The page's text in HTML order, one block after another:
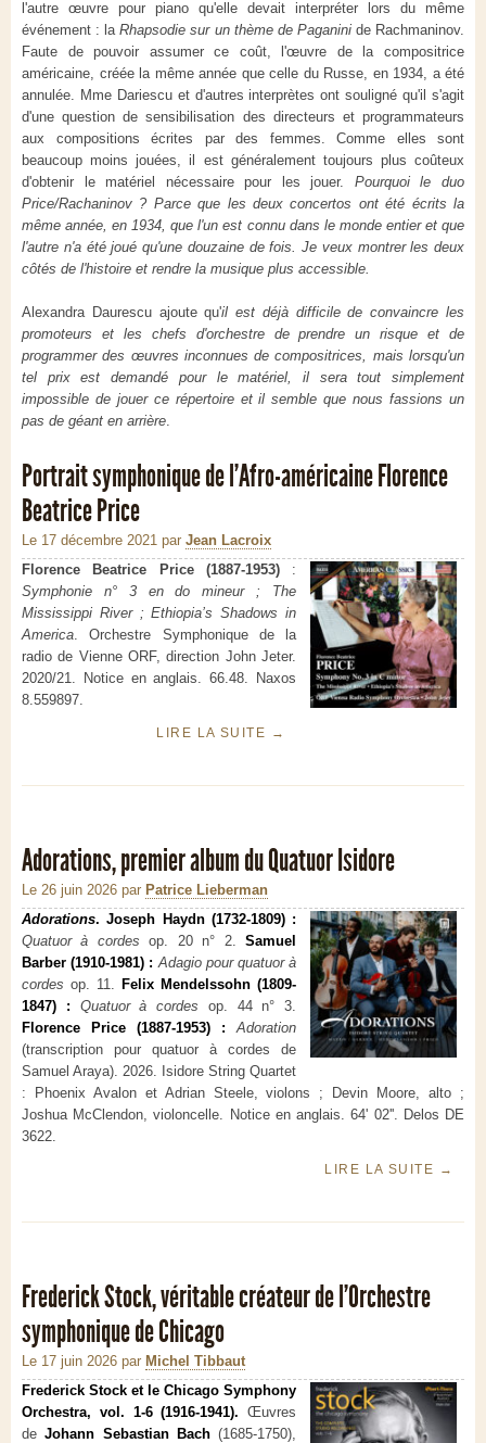
l'autre œuvre pour piano qu'elle devait interpréter lors du même
événement : laRhapsodie sur un thème de Paganinide Rachmaninov.
Faute de pouvoir assumer ce coût, l'œuvre de la compositrice
américaine, créée la même année que celle du Russe, en 1934, a été
annulée. Mme Dariescu et d'autres interprètes ont souligné qu'il s'agit
d'une question de sensibilisation des directeurs et programmateurs
aux compositions écrites par des femmes. Comme elles sont
beaucoup moins jouées, il est généralement toujours plus coûteux
d'obtenir le matériel nécessaire pour les jouer. Pourquoi le duo
Price/Rachaninov ? Parce que les deux concertos ont été écrits la
même année, en 1934, que l'un est connu dans le monde entier et que
l'autre n'a été joué qu'une douzaine de fois. Je veux montrer les deux
côtés de l'histoire et rendre la musique plus accessible.
Alexandra Daurescu ajoute qu'il est déjà difficile de convaincre les
promoteurs et les chefs d'orchestre de prendre un risque et de
programmer des œuvres inconnues de compositrices, mais lorsqu'un
tel prix est demandé pour le matériel, il sera tout simplement
impossible de jouer ce répertoire et il semble que nous fassions un
pas de géant en arrière
Portrait symphonique de l’Afro-américaine Florence
Beatrice Price
Le 17 décembre 2021 par Jean Lacroix
Florence Beatrice Price (1887-1953) :
Symphonie n° 3 en do mineur ; The
Mississippi River ; Ethiopia’s Shadows in
America . Orchestre Symphonique de la
radio de Vienne ORF, direction John Jeter.
2020/21. Notice en anglais. 66.48. Naxos
8.559897.
LIRE LA SUITE →
Adorations, premier album du Quatuor Isidore
Le 26 juin 2026 par Patrice Lieberman
Adorations. Joseph Haydn (1732-1809) :
Quatuor à cordes op. 20 n° 2.Samuel
Barber (1910-1981) : Adagio pour quatuor à
cordes op. 11. Felix Mendelssohn (1809-
1847) :
Quatuor à cordes op. 44 n° 3.
Florence Price (1887-1953) :
Adoration
(transcription pour quatuor à cordes de
Samuel Araya). 2026. Isidore String Quartet
: Phoenix Avalon et Adrian Steele, violons ; Devin Moore, alto ;
Joshua McClendon, violoncelle. Notice en anglais. 64' 02''. Delos DE
3622.
LIRE LA SUITE →
Frederick Stock, véritable créateur de l’Orchestre
symphonique de Chicago
Le 17 juin 2026 par Michel Tibbaut
Frederick Stock et le Chicago Symphony
Orchestra, vol. 1-6 (1916-1941). Œuvres
deJohann Sebastian Bach(1685-1750),